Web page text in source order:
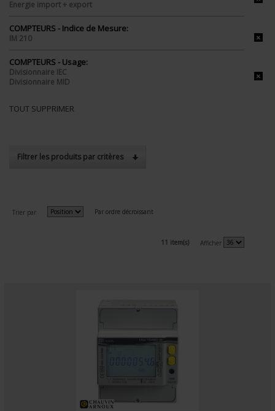
Energie import + export
COMPTEURS - Indice de Mesure:
IM 210
COMPTEURS - Usage:
Divisionnaire IEC
Divisionnaire MID
TOUT SUPPRIMER
Filtrer les produits par critères
Trier par Par ordre décroissant
11 item(s) Afficher